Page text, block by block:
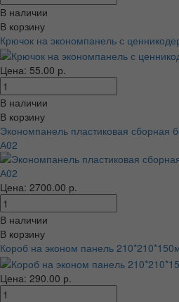
В наличии
В корзину
Крючок на экономпанель с
Цена: 55.00 р.
В наличии
В корзину
Экономпанель пластиковая сборная
А02
Цена: 2700.00 р.
В наличии
В корзину
Короб на эконом панель
Цена: 290.00 р.